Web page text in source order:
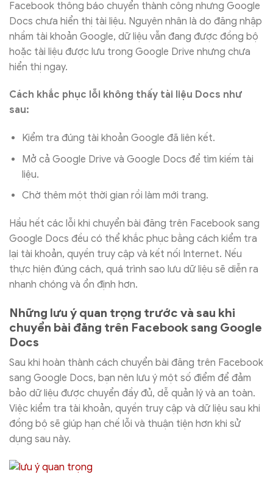
Facebook thông báo chuyển thành công nhưng Google
Docs chưa hiển thị tài liệu. Nguyên nhân là do đăng nhập
nhầm tài khoản Google, dữ liệu vẫn đang được đồng bộ
hoặc tài liệu được lưu trong Google Drive nhưng chưa
hiển thị ngay.
Cách khắc phục lỗi không thấy tài liệu Docs như
sau:
Kiểm tra đúng tài khoản Google đã liên kết.
Mở cả Google Drive và Google Docs để tìm kiếm tài
liệu.
Chờ thêm một thời gian rồi làm mới trang.
Hầu hết các lỗi khi chuyển bài đăng trên Facebook sang
Google Docs đều có thể khắc phục bằng cách kiểm tra
lại tài khoản, quyền truy cập và kết nối Internet. Nếu
thực hiện đúng cách, quá trình sao lưu dữ liệu sẽ diễn ra
nhanh chóng và ổn định hơn.
Những lưu ý quan trọng trước và sau khi
chuyển bài đăng trên Facebook sang Google
Docs
Sau khi hoàn thành cách chuyển bài đăng trên Facebook
sang Google Docs, bạn nên lưu ý một số điểm để đảm
bảo dữ liệu được chuyển đầy đủ, dễ quản lý và an toàn.
Việc kiểm tra tài khoản, quyền truy cập và dữ liệu sau khi
đồng bộ sẽ giúp hạn chế lỗi và thuận tiện hơn khi sử
dụng sau này.